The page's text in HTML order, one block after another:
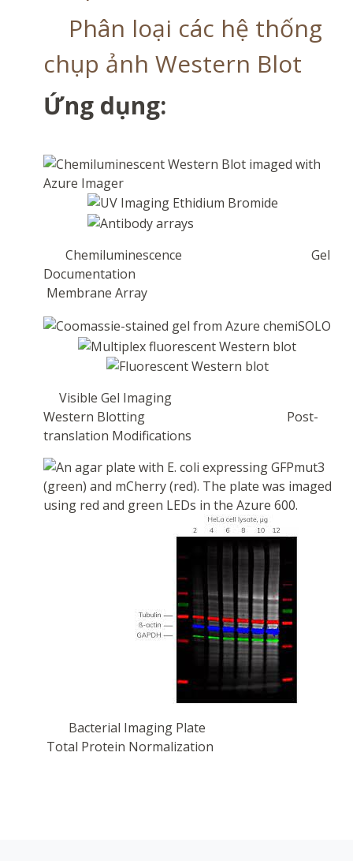
Phân loại các hệ thống
chụp ảnh Western Blot
Ứng dụng:
Chemiluminescence Gel
Documentation
Membrane Array
Visible Gel Imaging
Western Blotting Post-
translation Modifications
Bacterial Imaging Plate
Total Protein Normalization